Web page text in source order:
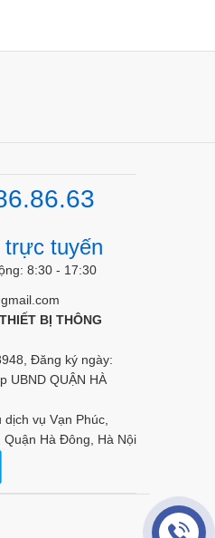
tuyến
8:30 - 17:30
BỊ THÔNG
Đăng ký ngày:
UBND QUẬN HÀ
vụ Vạn Phúc,
Quận Hà Đông, Hà Nội